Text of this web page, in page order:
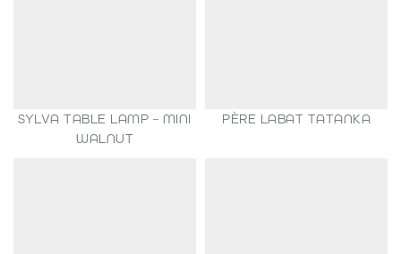
SYLVA TABLE LAMP – MINI
WALNUT
PÈRE LABAT TATANKA